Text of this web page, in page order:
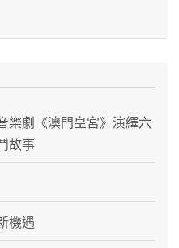
樂劇《澳門皇宮》演繹六
故事
機遇